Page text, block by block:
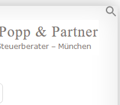
Hans,